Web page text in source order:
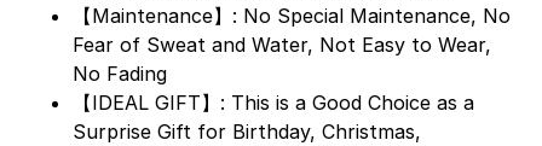
【Maintenance】: No Special Maintenance, No
Fear of Sweat and Water, Not Easy to Wear,
No Fading
【IDEAL GIFT】: This is a Good Choice as a
Surprise Gift for Birthday, Christmas,